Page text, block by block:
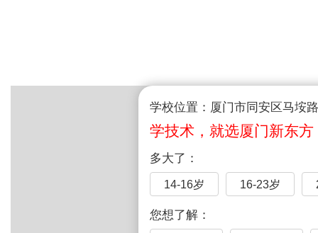
学校位置：厦门市同安区马垵
学技术，就选厦门新东方
多大了：
14-16岁 16-23岁
您想了解：